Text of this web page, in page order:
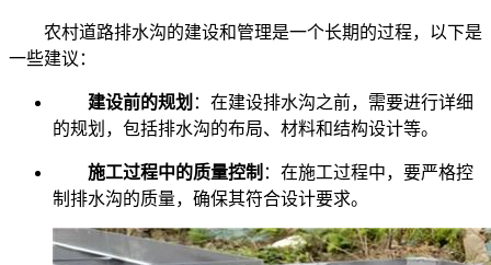
农村道路排水沟的建设和管理是一个长期的过程，以下是
一些建议：
建设前的规划 ：在建设排水沟之前，需要进行详细
的规划，包括排水沟的布局、材料和结构设计等。
施工过程中的质量控制 ：在施工过程中，要严格控
制排水沟的质量，确保其符合设计要求。